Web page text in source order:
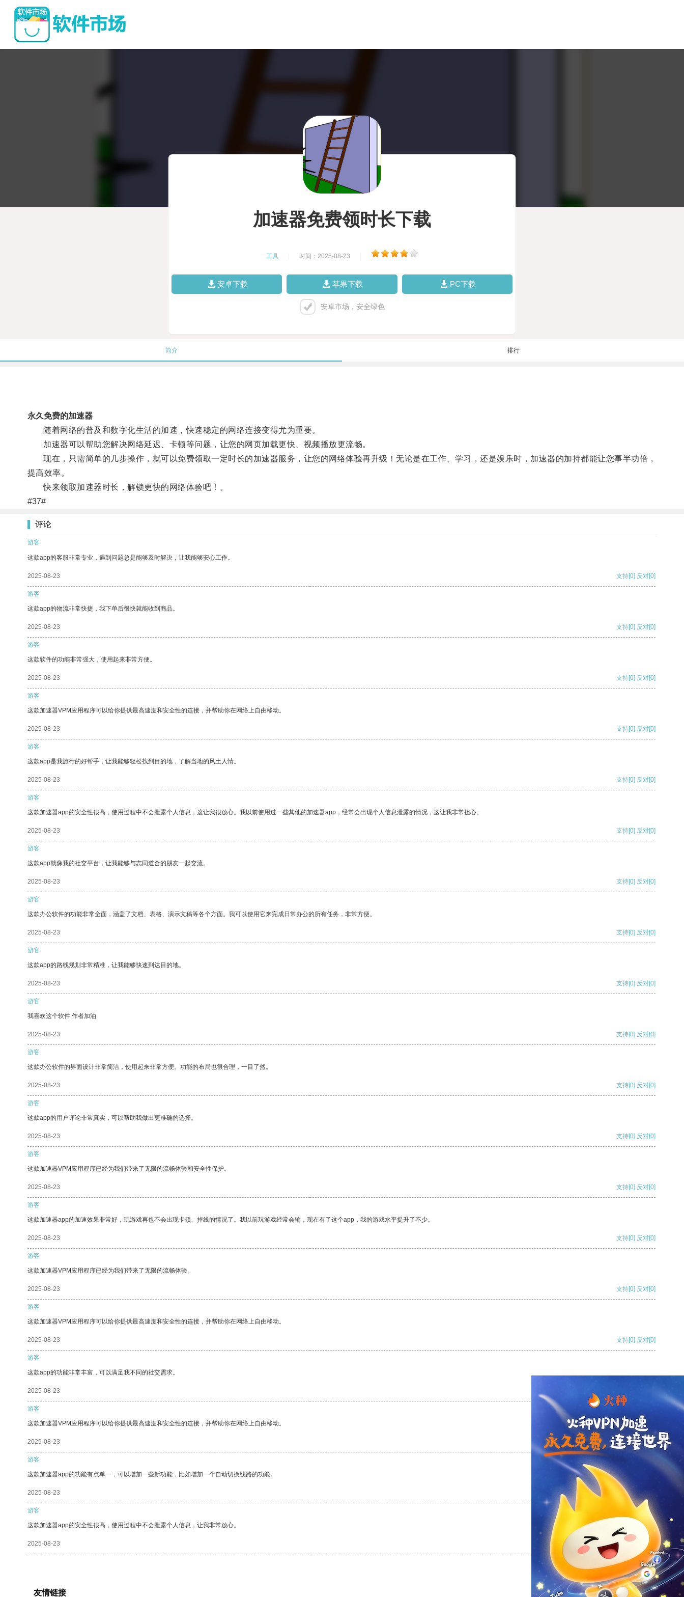
加速器免费领时长下载
工具 时间：2025-08-23
安卓下载 苹果下载 PC下载
安卓市场，安全绿色
简介 排行
永久免费的加速器
随着网络的普及和数字化生活的加速，快速稳定的网络连接变得尤为重要。
加速器可以帮助您解决网络延迟、卡顿等问题，让您的网页加载更快、视频播放更流畅。
现在，只需简单的几步操作，就可以免费领取一定时长的加速器服务，让您的网络体验再升级！无论是在工作、学习，还是娱乐时，加速器的加持都能让您事半功倍，
提高效率。
快来领取加速器时长，解锁更快的网络体验吧！。
#37#
评论
游客
这款app的客服非常专业，遇到问题总是能够及时解决，让我能够安心工作。
2025-08-23 支持[0] 反对[0]
游客
这款app的物流非常快捷，我下单后很快就能收到商品。
2025-08-23 支持[0] 反对[0]
游客
这款软件的功能非常强大，使用起来非常方便。
2025-08-23 支持[0] 反对[0]
游客
这款加速器VPM应用程序可以给你提供最高速度和安全性的连接，并帮助你在网络上自由移动。
2025-08-23 支持[0] 反对[0]
游客
这款app是我旅行的好帮手，让我能够轻松找到目的地，了解当地的风土人情。
2025-08-23 支持[0] 反对[0]
游客
这款加速器app的安全性很高，使用过程中不会泄露个人信息，这让我很放心。我以前使用过一些其他的加速器app，经常会出现个人信息泄露的情况，这让我非常担心。
2025-08-23 支持[0] 反对[0]
游客
这款app就像我的社交平台，让我能够与志同道合的朋友一起交流。
2025-08-23 支持[0] 反对[0]
游客
这款办公软件的功能非常全面，涵盖了文档、表格、演示文稿等各个方面。我可以使用它来完成日常办公的所有任务，非常方便。
2025-08-23 支持[0] 反对[0]
游客
这款app的路线规划非常精准，让我能够快速到达目的地。
2025-08-23 支持[0] 反对[0]
游客
我喜欢这个软件 作者加油
2025-08-23 支持[0] 反对[0]
游客
这款办公软件的界面设计非常简洁，使用起来非常方便。功能的布局也很合理，一目了然。
2025-08-23 支持[0] 反对[0]
游客
这款app的用户评论非常真实，可以帮助我做出更准确的选择。
2025-08-23 支持[0] 反对[0]
游客
这款加速器VPM应用程序已经为我们带来了无限的流畅体验和安全性保护。
2025-08-23 支持[0] 反对[0]
游客
这款加速器app的加速效果非常好，玩游戏再也不会出现卡顿、掉线的情况了。我以前玩游戏经常会输，现在有了这个app，我的游戏水平提升了不少。
2025-08-23 支持[0] 反对[0]
游客
这款加速器VPM应用程序已经为我们带来了无限的流畅体验。
2025-08-23 支持[0] 反对[0]
游客
这款加速器VPM应用程序可以给你提供最高速度和安全性的连接，并帮助你在网络上自由移动。
2025-08-23 支持[0] 反对[0]
游客
这款app的功能非常丰富，可以满足我不同的社交需求。
2025-08-23
游客
这款加速器VPM应用程序可以给你提供最高速度和安全性的连接，并帮助你在网络上自由移动。
2025-08-23 支持 [0] 反对[0]
游客
这款加速器app的功能有点单一，可以增加一些新功能，比如增加一个自动切换线路的功能。
2025-08-23 支持[0] 反对
游客
这款加速器app的安全性很高，使用过程中不会泄露个人信息，让我非常放心。
2025-08-23 支持[0] 反对[0]
友情链接